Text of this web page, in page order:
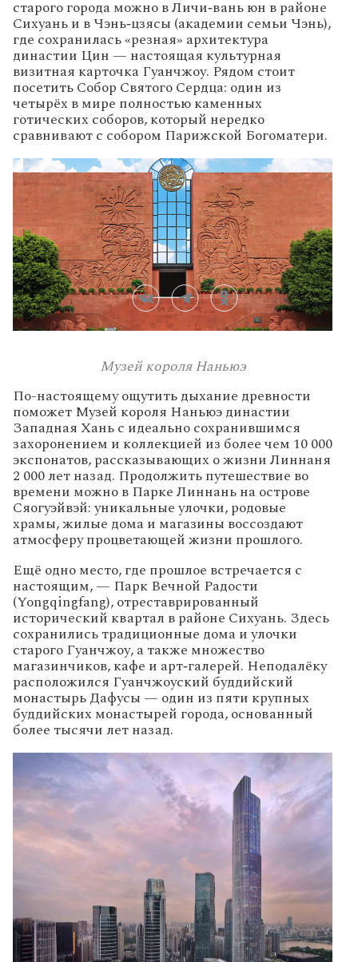
старогогородаможновЛичи‑ваньюн врайоне
Сихуаньи вЧэнь‑цзясы (академии семьиЧэнь),
где сохранилась«резная» архитектура
династии Цин — настоящая культурная
визитная карточкаГуанчжоу. Рядом стоит
посетитьСобор СвятогоСердца: один из
четырёх вмире полностьюкаменных
готических соборов,который нередко
сравниваютс собором Парижской Богоматери.
Музей короля Наньюэ
По-настоящемуощутитьдыхание древности
поможетМузей короля Наньюэдинастии
ЗападнаяХаньс идеальносохранившимся
захоронением и коллекцией из болеечем 10000
экспонатов,рассказывающих ожизниЛиннаня
2 000летназад. Продолжитьпутешествие во
времени можновПаркеЛиннаньнаострове
Сяогуэйвэй:уникальныеулочки,родовые
храмы,жилые домаи магазины воссоздают
атмосферупроцветающейжизни прошлого.
Ещё одноместо,где прошлое встречается с
настоящим,— ПаркВечной Радости
(Yongqingfang),отреставрированный
исторический квартал врайоне Сихуань. Здесь
сохранилисьтрадиционные домаиулочки
старогоГуанчжоу,атакже множество
магазинчиков,кафе и арт‑галерей. Неподалёку
расположился Гуанчжоуский буддийский
монастырьДафусы — один из пяти крупных
буддийских монастырей города,основанный
более тысячилетназад.